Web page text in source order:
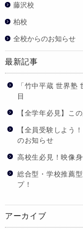
藤沢校
柏校
全校からのお知らせ
最新記事
「竹中平蔵 世界塾
目
【全学年必見】こ
【全員受験しよう
のお知らせ
高校生必見！映像
総合型・学校推薦
プ！
アーカイブ